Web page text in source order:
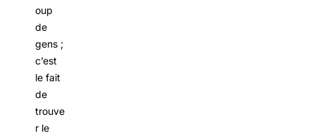
oup
de
gens ;
c’est
le fait
de
trouve
r le